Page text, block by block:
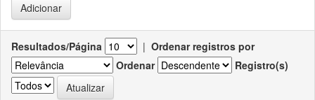
Resultados/Página | Ordenar registros por
Ordenar
Registro(s)